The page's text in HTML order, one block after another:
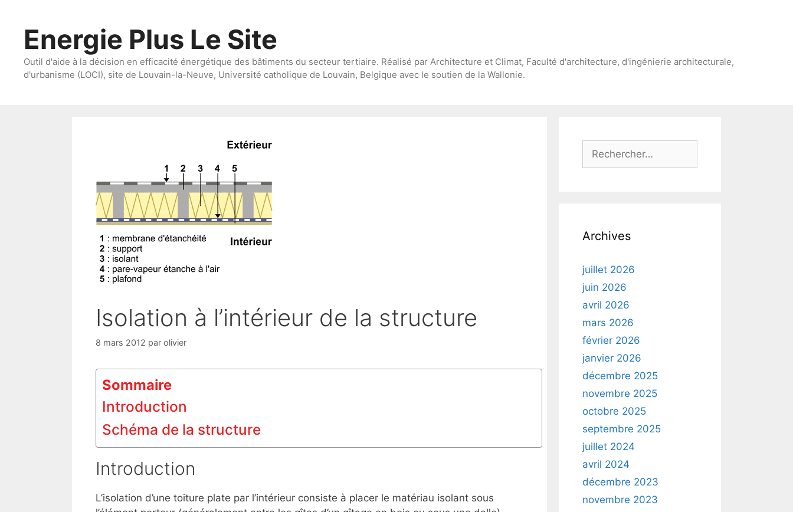
contenuEnergie Plus Le Site
Outil d'aide à la décision en efficacité énergétique des bâtiments du secteur tertiaire. Réalisé par Architecture et Climat, Faculté d'architecture, d'ingénierie architecturale,
d'urbanisme (LOCI), site de Louvain-la-Neuve, Université catholique de Louvain, Belgique avec le soutien de la Wallonie.
Isolation à l’intérieur de la structure
8 mars 2012 par olivier
Sommaire
Introduction
Schéma de la structure
Introduction
L’isolation d’une toiture plate par l’intérieur consiste à placer le matériau isolant sous
Rechercher :
Archives
juillet 2026
juin 2026
avril 2026
mars 2026
février 2026
janvier 2026
décembre 2025
novembre 2025
octobre 2025
septembre 2025
juillet 2024
avril 2024
décembre 2023
novembre 2023